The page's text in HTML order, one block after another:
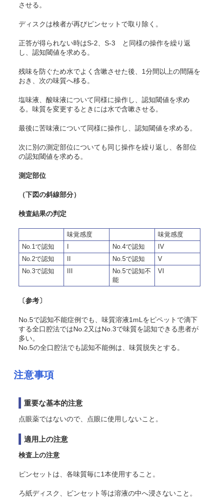
させる。
ディスクは検者が再びピンセットで取り除く。
正答が得られない時はS-2、S-3 と同様の操作を繰り返
し、認知閾値を求める。
残味を防ぐため水でよく含嗽させた後、1分間以上の間隔を
おき、次の味質へ移る。
塩味液、酸味液について同様に操作し、認知閾値を求め
る。味質を変更するときには水で含嗽させる。
最後に苦味液について同様に操作し、認知閾値を求める。
次に別の測定部位についても同じ操作を繰り返し、各部位
の認知閾値を求める。
測定部位
（下図の斜線部分）
検査結果の判定
味覚感度
味覚感度
No.1で認知
No.4で認知
IV
No.2で認知
No.5で認知
V
No.3で認知
No.5で認知不
能
VI
〔参考〕
No.5で認知不能症例でも、味質溶液1mLをピペットで滴下
する全口腔法ではNo.2又はNo.3で味質を認知できる患者が
多い。
No.5の全口腔法でも認知不能例は、味質脱失とする。
注意事項
重要な基本的注意
点眼薬ではないので、点眼に使用しないこと。
適用上の注意
検査上の注意
ピンセットは、各味質毎に1本使用すること。
ろ紙ディスク、ピンセット等は溶液の中へ浸さないこと。